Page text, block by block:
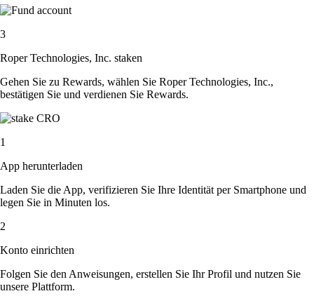
3
Roper Technologies, Inc. staken
Gehen Sie zu Rewards, wählen Sie Roper Technologies, Inc.,
bestätigen Sie und verdienen Sie Rewards.
1
App herunterladen
Laden Sie die App, verifizieren Sie Ihre Identität per Smartphone und
legen Sie in Minuten los.
2
Konto einrichten
Folgen Sie den Anweisungen, erstellen Sie Ihr Profil und nutzen Sie
unsere Plattform.